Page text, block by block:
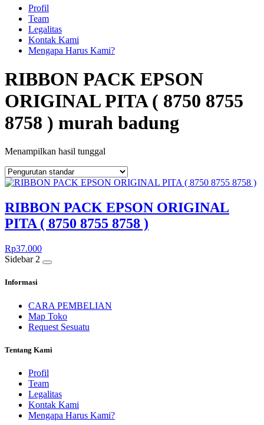
Profil
Team
Legalitas
Kontak Kami
Mengapa Harus Kami?
RIBBON PACK EPSON
ORIGINAL PITA ( 8750 8755
8758 ) murah badung
Menampilkan hasil tunggal
RIBBON PACK EPSON ORIGINAL
PITA ( 8750 8755 8758 )
Rp37.000
Sidebar 2
Informasi
CARA PEMBELIAN
Map Toko
Request Sesuatu
Tentang Kami
Profil
Team
Legalitas
Kontak Kami
Mengapa Harus Kami?